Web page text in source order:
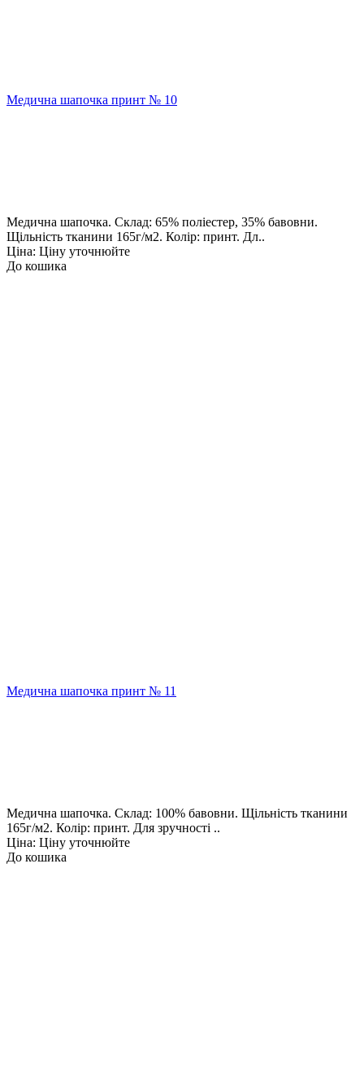
Медична шапочка принт № 10
Медична шапочка. Склад: 65% поліестер, 35% бавовни.
Щільність тканини 165г/м2. Колір: принт. Дл..
Ціна: Ціну уточнюйте
До кошика
Медична шапочка принт № 11
Медична шапочка. Склад: 100% бавовни. Щільність тканини
165г/м2. Колір: принт. Для зручності ..
Ціна: Ціну уточнюйте
До кошика